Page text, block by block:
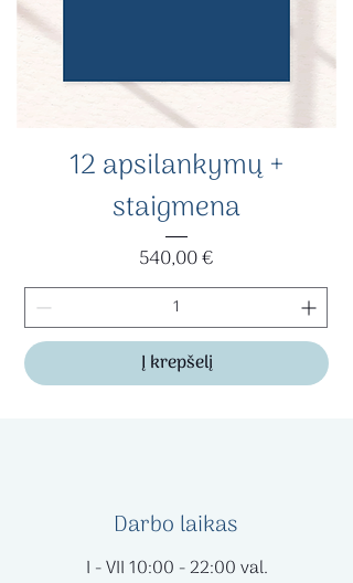
12 apsilankymų +
staigmena
Kaina
540,00 €
Į krepšelį
Darbo laikas
I - VII 10:00 - 22:00 val.